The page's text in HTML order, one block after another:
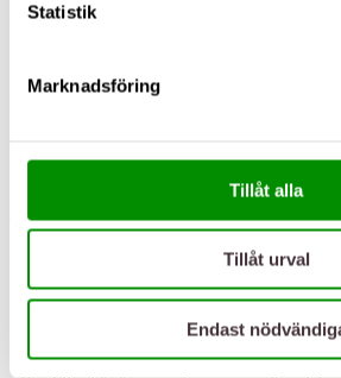
Statistik
Marknadsföring
Tillåt alla
Tillåt urval
Endast
22/08/22
Leg. Fysioterapeut Sadiq Owoeye
från Wästerläkarna…
Dr. Magnus Allard